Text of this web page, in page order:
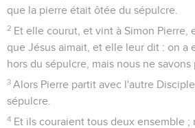
que la pierre était ôtée du sépulcre.
2 Et elle courut, et vint à Simon Pierre,
que Jésus aimait, et elle leur dit : on a
hors du sépulcre, mais nous ne savons
3 Alors Pierre partit avec l'autre
sépulcre.
4 Et ils couraient tous deux ensemble ;